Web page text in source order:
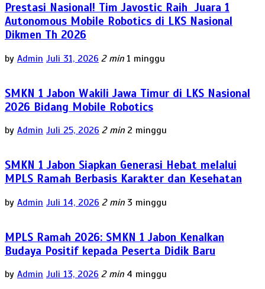
Prestasi Nasional! Tim Javostic Raih Juara 1
Autonomous Mobile Robotics di LKS Nasional
Dikmen Th 2026
by Admin Juli 31, 2026 2 min 1 minggu
SMKN 1 Jabon Wakili Jawa Timur di LKS Nasional
2026 Bidang Mobile Robotics
by Admin Juli 25, 2026 2 min 2 minggu
SMKN 1 Jabon Siapkan Generasi Hebat melalui
MPLS Ramah Berbasis Karakter dan Kesehatan
by Admin Juli 14, 2026 2 min 3 minggu
MPLS Ramah 2026: SMKN 1 Jabon Kenalkan
Budaya Positif kepada Peserta Didik Baru
by Admin Juli 13, 2026 2 min 4 minggu